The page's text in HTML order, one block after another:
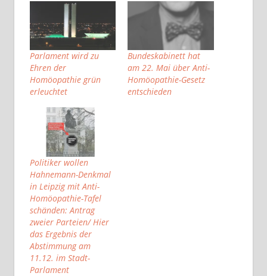
Parlament wird zu
Ehren der
Homöopathie grün
erleuchtet
Bundeskabinett hat
am 22. Mai über Anti-
Homöopathie-Gesetz
entschieden
Politiker wollen
Hahnemann-Denkmal
in Leipzig mit Anti-
Homöopathie-Tafel
schänden: Antrag
zweier Parteien/ Hier
das Ergebnis der
Abstimmung am
11.12. im Stadt-
Parlament